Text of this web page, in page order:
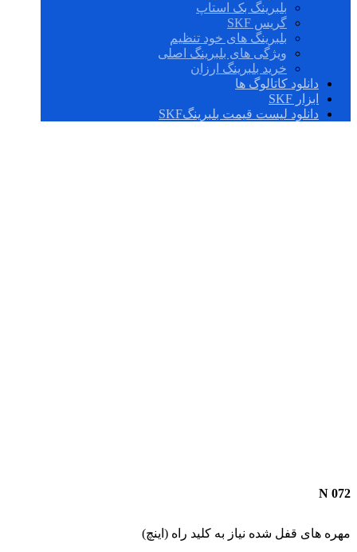
بلبرینگ بک استاپ
گریس SKF
بلبرینگ های خود تنظیم
ویژگی های بلبرینگ اصلی
خرید بلبرینگ ارزان
دانلود کاتالوگ ها
ابزار SKF
دانلود لیست قیمت بلبرینگSKF
N 072
مهره های قفل شده نیاز به کلید راه (اینچ)